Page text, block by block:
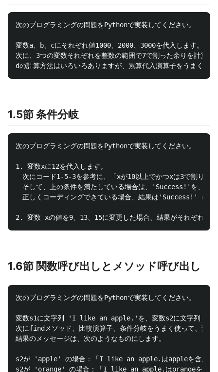
次のプログラミングの問題をPythonで実装してください。
変数a、b、cにそれぞれ値1000、2000、3000を代入します。
次に、3つの変数それぞれを整数の範囲で7で割った余りを計算
1.5節 条件分岐
次のプログラミングの問題をPythonで実装してください。
1. 変数xに12を代入します。
次にコード1-5-3を参考に、「xが10以上でかつxは3で割り切
そして、上の条件を満たしている場合は、'Success!'を、
正しくコーディングできている場合、結果は'Success!' にな
1.6節 関数呼び出しとメソッド呼び出し
次のプログラミングの問題をPythonで実装してください。
変数s1に文字列 'I like an apple.'を、変数s2に文字列
次にfindメソッド、比較演算子、条件分岐をうまく使って、変
結果のメッセージは、次のようなものにします。
s2が 'apple' の場合：「I like an apple.はappleを含んで